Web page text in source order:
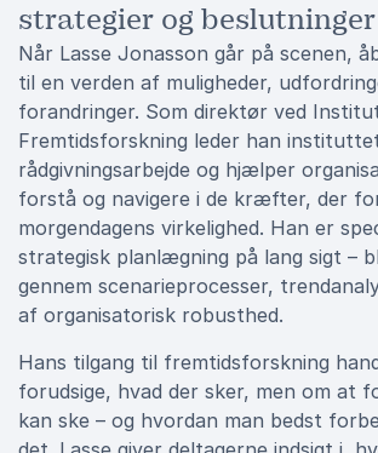
strategier og beslutninger
Når Lasse Jonasson går på scenen,
til en verden af muligheder,
forandringer. Som direktør ved
Fremtidsforskning leder han
rådgivningsarbejde og hjælper
forstå og navigere i de kræfter, der
morgendagens virkelighed. Han er
strategisk planlægning på lang sigt –
gennem scenarieprocesser,
af organisatorisk robusthed.
Hans tilgang til fremtidsforskning
forudsige, hvad der sker, men om at
kan ske – og hvordan man bedst